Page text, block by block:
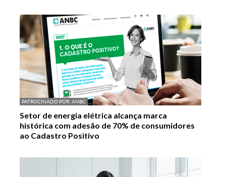
PATROCINADO POR: ANBC
Setor de energia elétrica alcança marca
histórica com adesão de 70% de consumidores
ao Cadastro Positivo